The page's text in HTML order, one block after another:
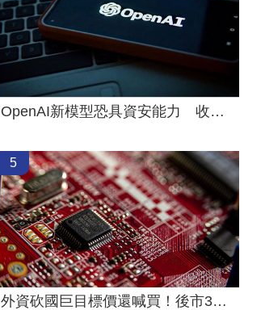
OpenAI新模型恐具資安能力 收緊研發管控
5
外資砍國巨目標價還喊買！後市3指標曝